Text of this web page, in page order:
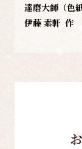
達磨大師（色紙
伊藤 素軒 作